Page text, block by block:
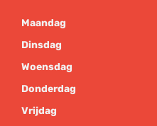
Maandag
Dinsdag
Woensdag
Donderdag
Vrijdag